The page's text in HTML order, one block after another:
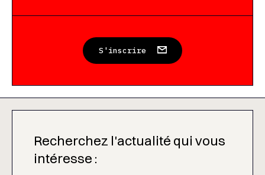
S'inscrire
Recherchez l'actualité qui vous
intéresse :